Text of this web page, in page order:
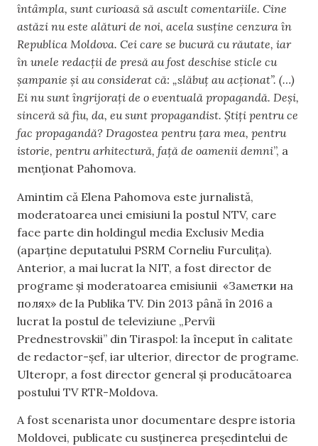
întâmpla, sunt curioasă să ascult comentariile. Cine
astăzi nu este alături de noi, acela susține cenzura în
Republica Moldova. Cei care se bucură cu răutate, iar
în unele redacții de presă au fost deschise sticle cu
șampanie și au considerat că: „slăbuț au acționat”. (…)
Ei nu sunt îngrijorați de o eventuală propagandă. Deși,
sinceră să fiu, da, eu sunt propagandist. Știți pentru ce
fac propagandă? Dragostea pentru țara mea, pentru
istorie, pentru arhitectură, față de oamenii demni”, a
menționat Pahomova.
Amintim că Elena Pahomova este jurnalistă,
moderatoarea unei emisiuni la postul NTV, care
face parte din holdingul media Exclusiv Media
(aparține deputatului PSRM Corneliu Furculița).
Anterior, a mai lucrat la NIT, a fost director de
programe și moderatoarea emisiunii «Заметки на
полях» de la Publika TV. Din 2013 până în 2016 a
lucrat la postul de televiziune „Pervîi
Prednestrovskii” din Tiraspol: la început în calitate
de redactor-șef, iar ulterior, director de programe.
Ulteropr, a fost director general și producătoarea
postului TV RTR-Moldova.
A fost scenarista unor documentare despre istoria
Moldovei, publicate cu susținerea președintelui de